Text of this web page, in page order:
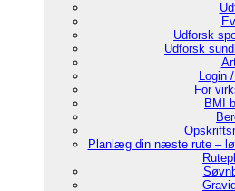
Udforsk
Udforsk
Login
For
BMI
Planlæg din næste rute –